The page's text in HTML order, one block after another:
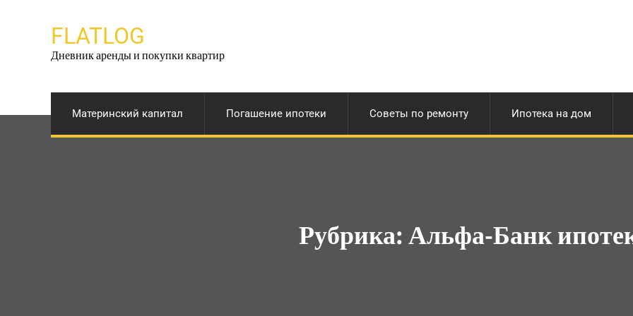
содержимомуFLATLOG
Дневник аренды и покупки квартир
Материнский капитал Погашение ипотеки Советы по ремонту Ипотека на дом
Рубрика:Альфа-Банк